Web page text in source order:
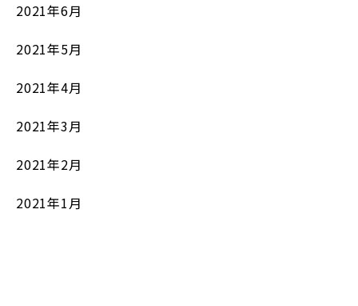
2021年6月
2021年5月
2021年4月
2021年3月
2021年2月
2021年1月